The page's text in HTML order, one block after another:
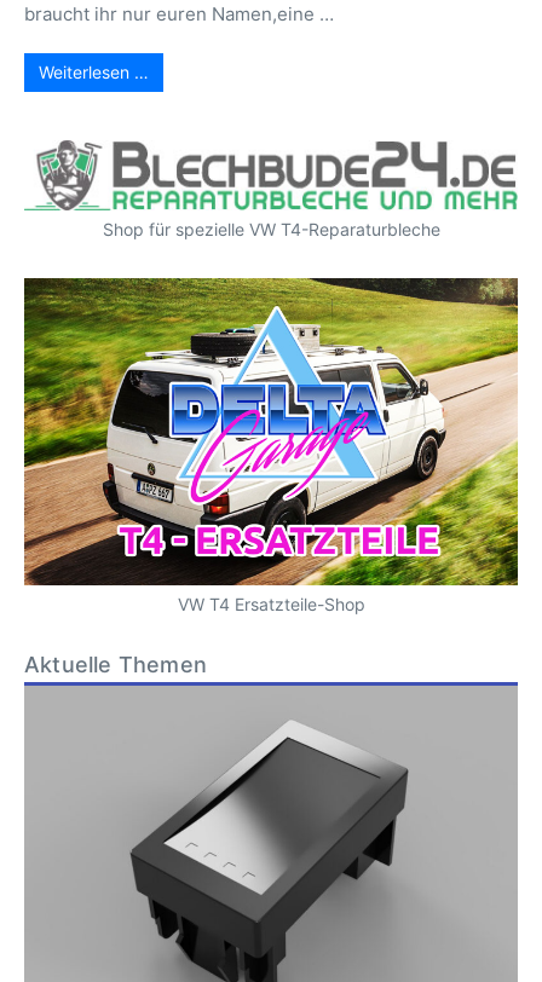
braucht ihr nur euren Namen,eine …
Weiterlesen …
Shop für spezielle VW T4-Reparaturbleche
VW T4 Ersatzteile-Shop
Aktuelle Themen